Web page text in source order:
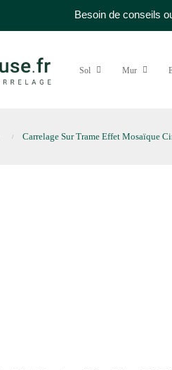
Besoin de conseils
Sol Mur
Carrelage Sur Trame Effet Mosaïque